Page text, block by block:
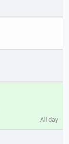
All day